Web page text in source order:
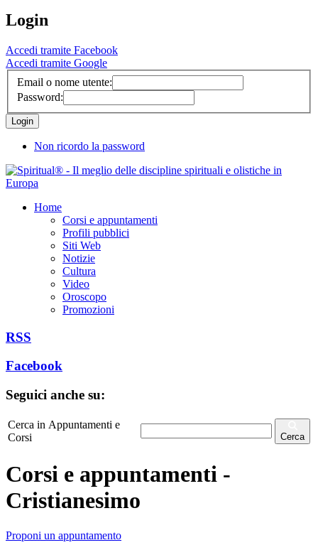
Login
Accedi tramite Facebook
Accedi tramite Google
Email o nome utente:
Password:
Non ricordo la password
Home
Corsi e appuntamenti
Profili pubblici
Siti Web
Notizie
Cultura
Video
Oroscopo
Promozioni
RSS
Facebook
Seguici anche su:
Cerca in Appuntamenti e
Corsi
Cerca
Corsi e appuntamenti -
Cristianesimo
Proponi un appuntamento